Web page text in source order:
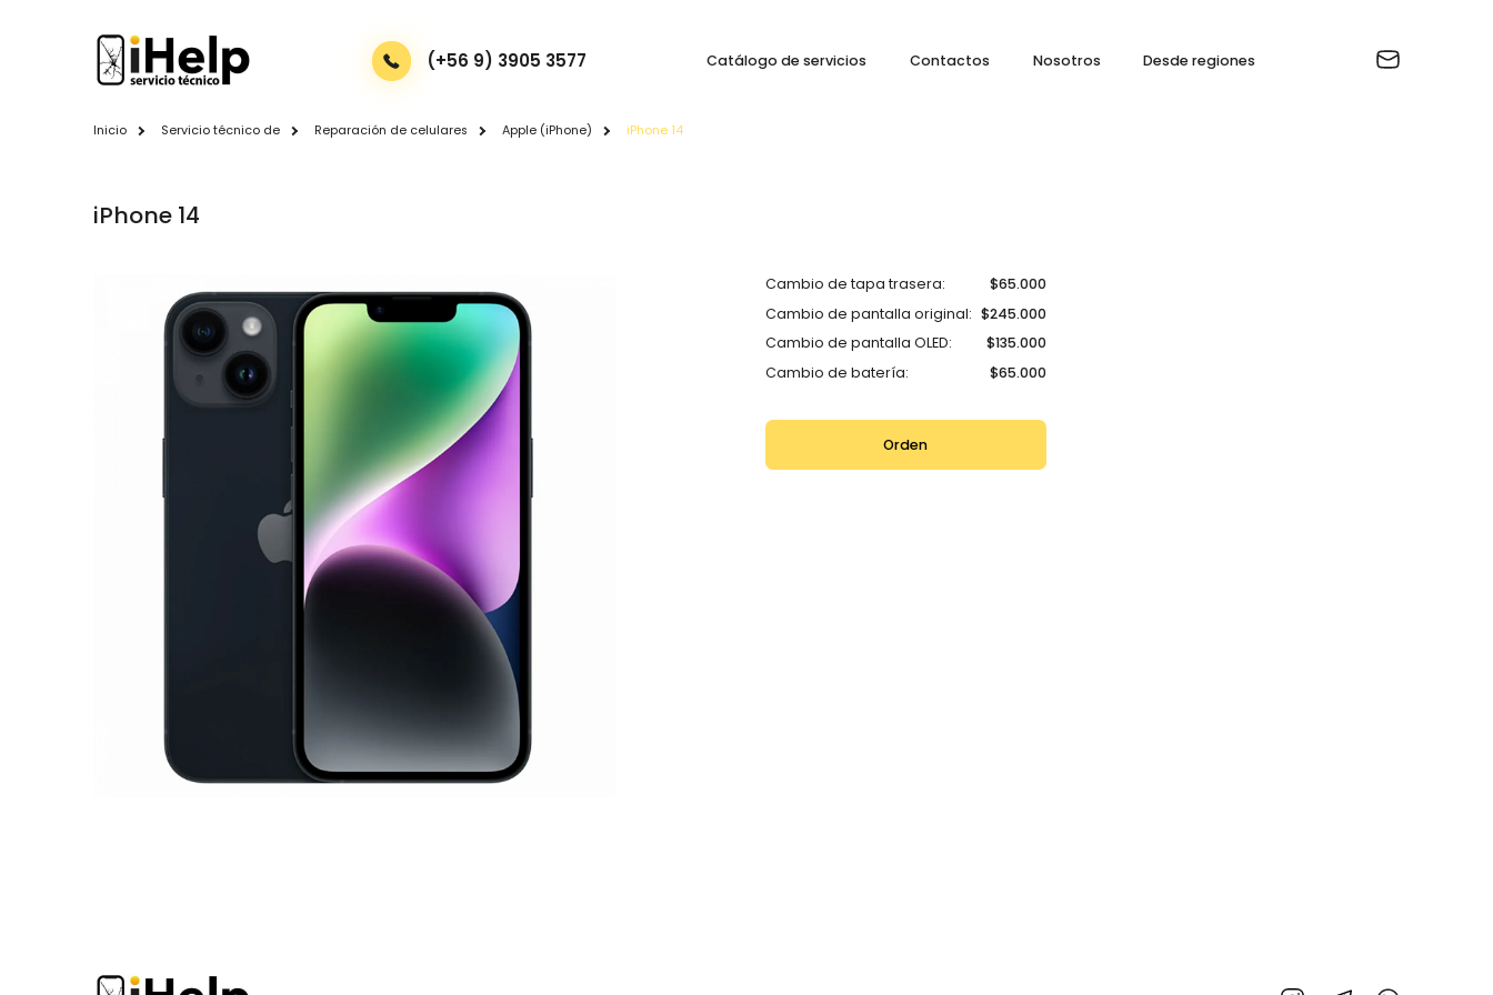
(+56 9) 3905 3577 Catálogo de servicios Contactos Nosotros Desde regiones
Inicio Servicio técnico de Reparación de celulares Apple (iPhone) iPhone 14
iPhone 14
Cambio de tapa trasera:
$65.000
Cambio de pantalla original: $245.000
Cambio de pantalla OLED:
$135.000
Cambio de batería:
$65.000
Orden